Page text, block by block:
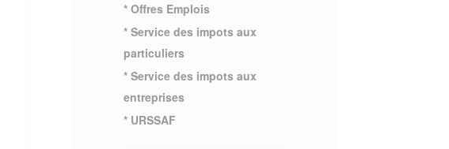
* Offres Emplois
* Service des impots aux
particuliers
* Service des impots aux
entreprises
* URSSAF